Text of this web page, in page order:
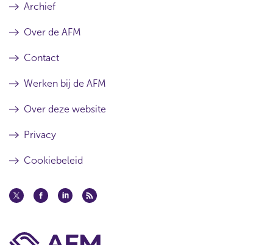
Archief
Over de AFM
Contact
Werken bij de AFM
Over deze website
Privacy
Cookiebeleid